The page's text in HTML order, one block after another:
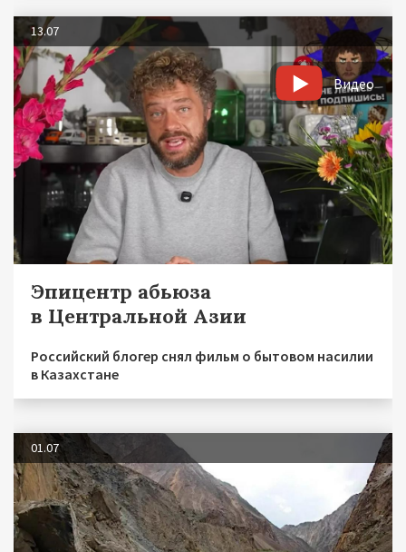
13.07
Видео
Эпицентр абьюза
в Центральной Азии
Российский блогер снял фильм о бытовом насилии
в Казахстане
01.07